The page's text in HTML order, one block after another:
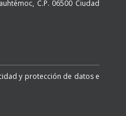
C.P. 06500 Ciudad
y protección de datos e